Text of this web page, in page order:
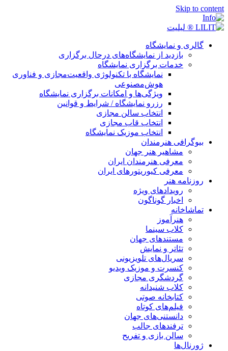
Skip to content
گالری و نمایشگاه
بازدید از نمایشگاه‌های درحال برگزاری
خدمات برگزاری نمایشگاه
نمایشگاه با تکنولوژی واقعیت‌مجازی و فناوری
هوش‌مصنوعی
ویژگی‌ها و امکانات برگزاری نمایشگاه
رزرو نمایشگاه / شرایط و قوانین
انتخاب سالن مجازی
انتخاب قاب مجازی
انتخاب موزیک نمایشگاه
بیوگرافی هنرمندان
مشاهیر هنر جهان
معرفی هنرمندان ایران
معرفی کیوریتورهای ایران
روزنامه هنر
رویدادهای ویژه
اخبار گوناگون
تماشاخانه
هنرآموز
کلاب سینما
مستندهای جهان
تئاتر و نمایش
سریال‌های تلویزیونی
کنسرت و موزیک ویدیو
گردشگری مجازی
کلاب شنیدانه
کتابخانه صوتی
فیلم‌های کوتاه
دانستنی‌های جهان
ترفندهای جالب
سالن بازی و تفریح
ژورنال‌ها